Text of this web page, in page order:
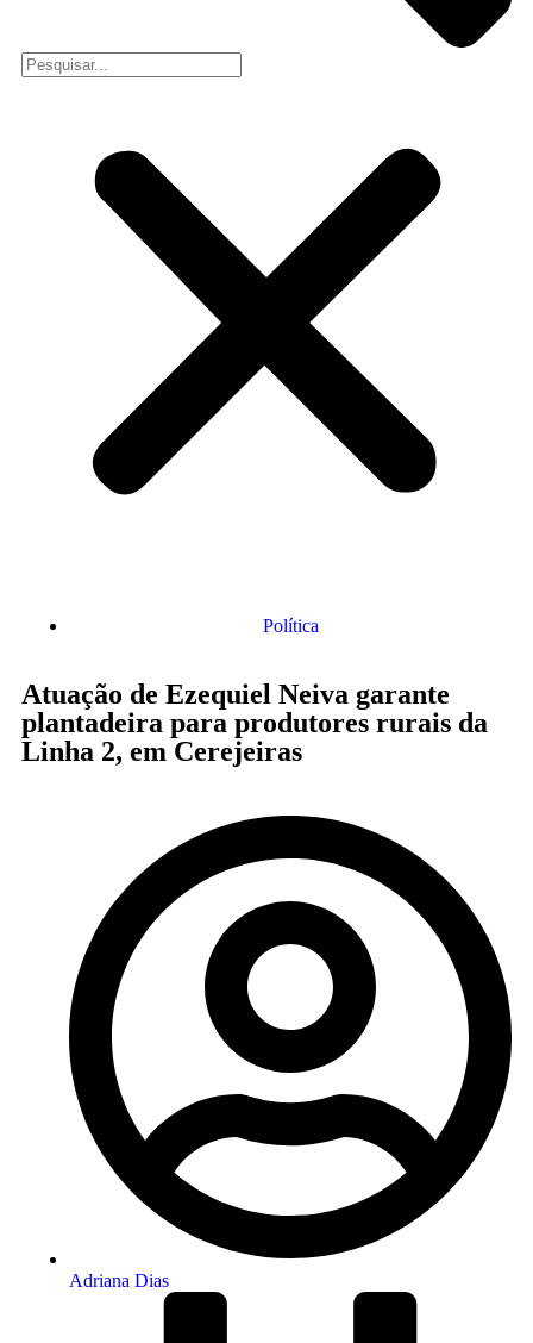
Política
Atuação de Ezequiel Neiva garante
plantadeira para produtores rurais da
Linha 2, em Cerejeiras
Adriana Dias